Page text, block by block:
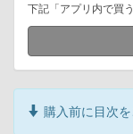
下記「アプリ内で買
購入前に目次